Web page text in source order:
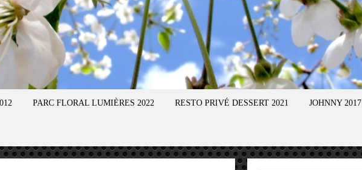
PARC FLORAL LUMIÈRES 2022 RESTO PRIVÉ DESSERT 2021 JOHNNY 2017